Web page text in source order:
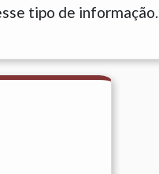
tipo de informação.